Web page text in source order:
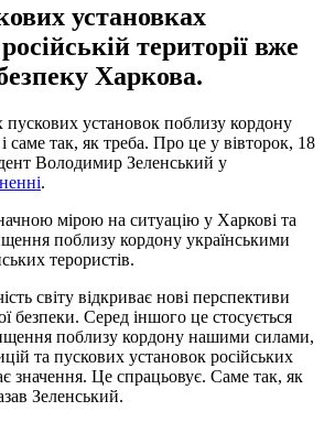
установках
території вже
Харкова.
установок поблизу кордону
саме так, як треба. Про це у вівторок, 18
Володимир Зеленський у
.
мірою на ситуацію у Харкові та
поблизу кордону українськими
терористів.
світу відкриває нові перспективи
безпеки. Серед іншого це стосується
поблизу кордону нашими силами,
та пускових установок російських
значення. Це спрацьовує. Саме так, як
Зеленський.